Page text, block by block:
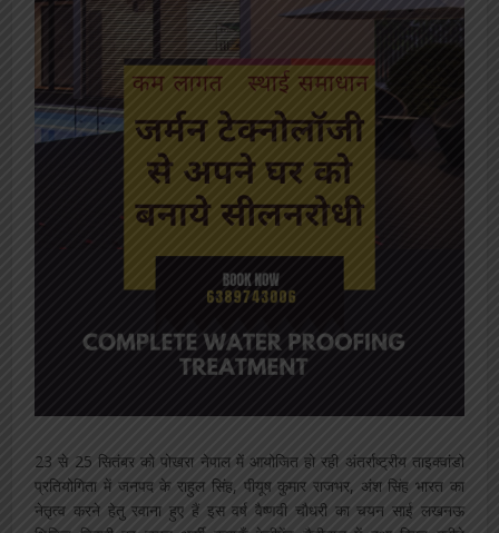
23 से 25 सितंबर को पोखरा नेपाल में आयोजित हो रही अंतर्राष्ट्रीय ताइक्वांडो
प्रतियोगिता में जनपद के राहुल सिंह, पीयूष कुमार राजभर, अंश सिंह भारत का
नेतृत्व करने हेतु रवाना हुए हैं इस वर्ष वैष्णवी चौधरी का चयन साई लखनऊ